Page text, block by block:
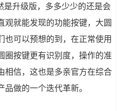
是升级版，多多少少的还是会
观就能发现的功能按键，大圆
也可以预想的到，在正常使用
圈按键更有识别度，操作的准
相信，这也是多亲官方在综合
做的一个迭代革新。